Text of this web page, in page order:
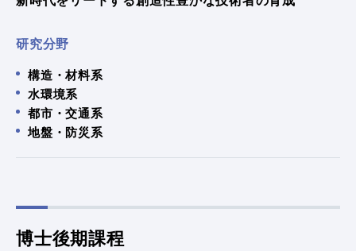
研究分野
構造・材料系
水環境系
都市・交通系
地盤・防災系
博士後期課程